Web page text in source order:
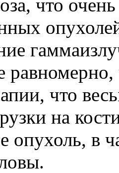
что
что
на
в